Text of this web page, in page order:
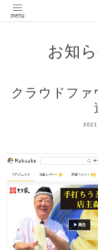
お知
クラウドファ
2021